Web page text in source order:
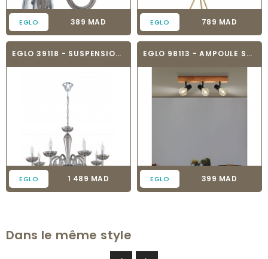
EGLO Prix
389 MAD EGLO Prix
789 MAD
EGLO 39118 - SUSPENSION - FALCADO
EGLO Prix
1 489 MAD
EGLO 98113 - AMPOULE SPOT - TOWNSHEND 3
EGLO Prix
399 MAD
Dans le même style